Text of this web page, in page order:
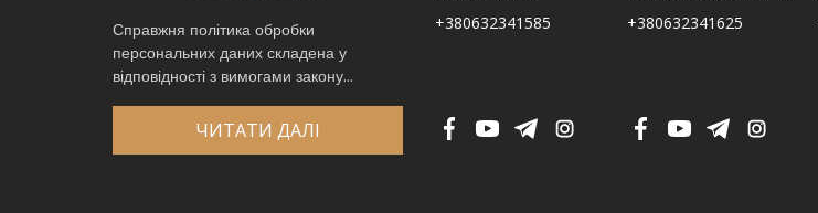
Справжня політика обробки
персональних даних складена у
відповідності з вимогами закону...
ЧИТАТИ ДАЛІ
+380632341740
+380632341780
+380632341585
+380632341625
Телефон *
Виберіть місто*